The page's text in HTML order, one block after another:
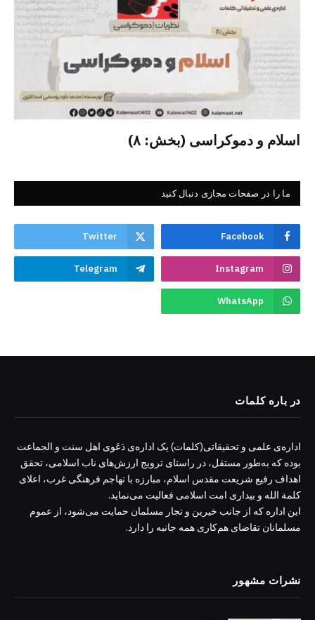
اسلام و دموکراسی (بخش: ۸)
ما را در صفحات مجازی دنبال کنید
Facebook
Twitter
Instagram
Telegram
WhatsApp
در باره کلمات
اداره‌ی علمی و تحقیقاتی(کلمات) یک اداره‌ی دَعَوی اهل سنت و الجماعت
بوده که به‌طور مستقل، در راستای ترویج ارزش‌های ناب اسلامی، تحقق
اهداف رفیع شریعت مقدس اسلام، مبارزه با تهاجم فرهنگی غرب، اعلای
کلمة الله و بیداری امت اسلامی فعالیت می‌نماید.
این اداره که از جانب خیرین و تجار مسلمان حمایت می‌شود، از عموم
مسلمانان تقاضای هم‌کاری همه جانبه را دارد.
نشرات مشهور